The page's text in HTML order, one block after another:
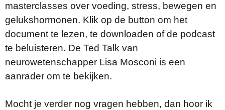
masterclasses over voeding, stress, bewegen en
gelukshormonen. Klik op de button om het
document te lezen, te downloaden of de podcast
te beluisteren. De Ted Talk van
neurowetenschapper Lisa Mosconi is een
aanrader om te bekijken.
Mocht je verder nog vragen hebben, dan hoor ik